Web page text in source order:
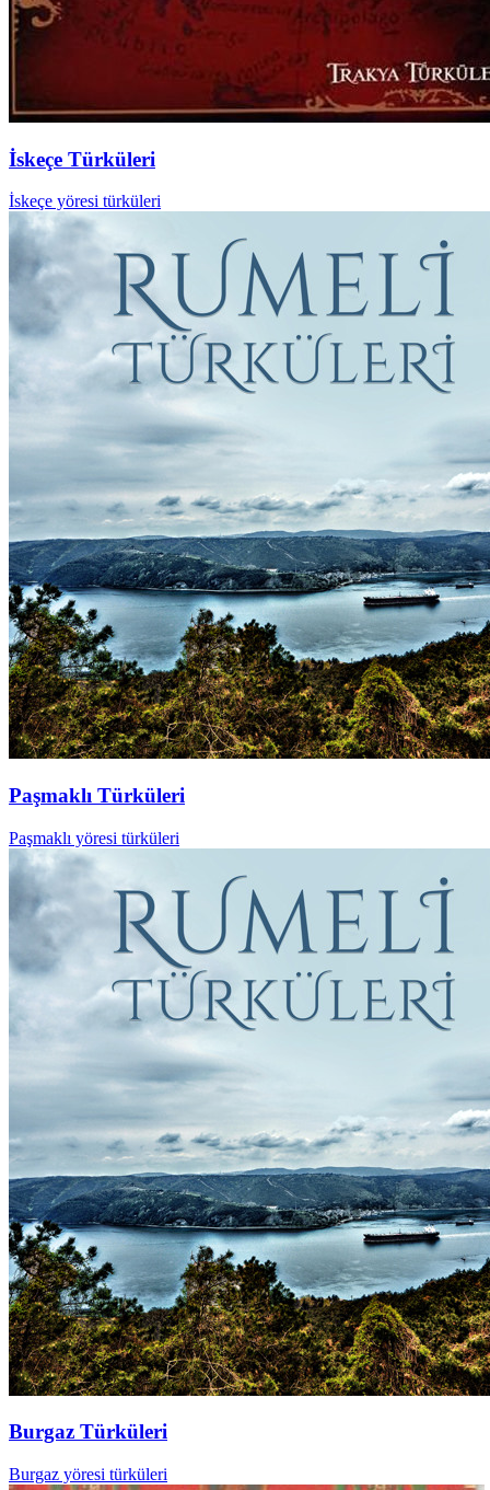
İskeçe Türküleri
İskeçe yöresi türküleri
Paşmaklı Türküleri
Paşmaklı yöresi türküleri
Burgaz Türküleri
Burgaz yöresi türküleri